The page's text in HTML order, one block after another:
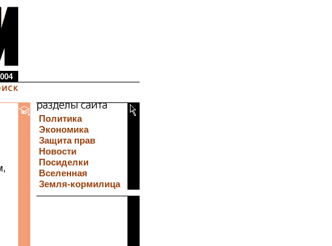
Политика
Экономика
Защита прав
Новости
Посиделки
Вселенная
Земля-кормилица